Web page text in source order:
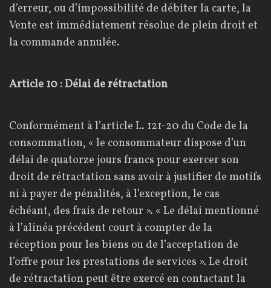
d’erreur, ou d’impossibilité de débiter la carte, la
Vente est immédiatement résolue de plein droit et
la commande annulée.
Article 10 : Délai de rétractation
Conformément à l’article L. 121-20 du Code de la
consommation, « le consommateur dispose d’un
délai de quatorze jours francs pour exercer son
droit de rétractation sans avoir à justifier de motifs
ni à payer de pénalités, à l’exception, le cas
échéant, des frais de retour ». « Le délai mentionné
à l’alinéa précédent court à compter de la
réception pour les biens ou de l’acceptation de
l’offre pour les prestations de services ». Le droit
de rétractation peut être exercé en contactant la